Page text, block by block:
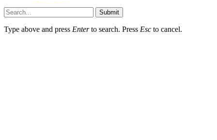
Submit
Type above and press Enterto search. Press Esc to cancel.